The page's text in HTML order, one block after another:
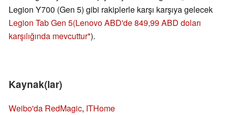
Legion Y700 (Gen 5) gibi rakiplerle karşı karşıya gelecek
Legion Tab Gen 5(Lenovo ABD'de 849,99 ABD doları
karşılığında mevcuttur ).
Kaynak(lar)
Weibo'da RedMagic, ITHome